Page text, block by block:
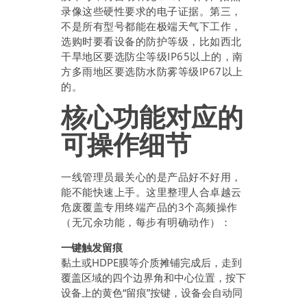
录像这些硬性要求的电子证据。第三，
不是所有型号都能在极端天气下工作，
选购时要看设备的防护等级，比如西北
干旱地区要选防尘等级IP65以上的，南
方多雨地区要选防水防雾等级IP67以上
的。
核心功能对应的
可操作细节
一线管理员最关心的是产品好不好用，
能不能快速上手。这里整理人合卓越云
危废覆盖专用终端产品的3个高频操作
（无冗余功能，每步有明确动作）：
一键触发留痕
黏土或HDPE膜等介质摊铺完成后，走到
覆盖区域的四个边界角和中心位置，按下
设备上的黄色“留痕”按键，设备会自动同